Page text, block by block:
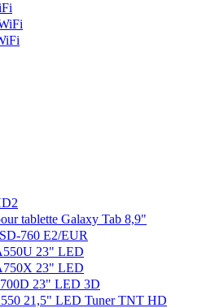
tablette Galaxy Tab 8,9"
760 E2/EUR
23" LED
23" LED
23" LED 3D
21,5" LED Tuner TNT HD